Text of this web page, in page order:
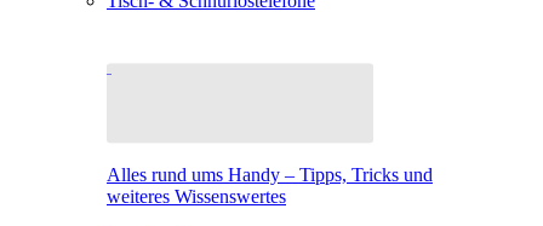
Alles rund ums Handy – Tipps, Tricks und
weiteres Wissenswertes